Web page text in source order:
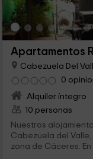
Apartamentos
Cabezuela Del
0
Alquiler íntegro
10 personas
Nuestros
Cabezuela del
zona de Cáceres. En cuanto a las zonas en las que se divide,